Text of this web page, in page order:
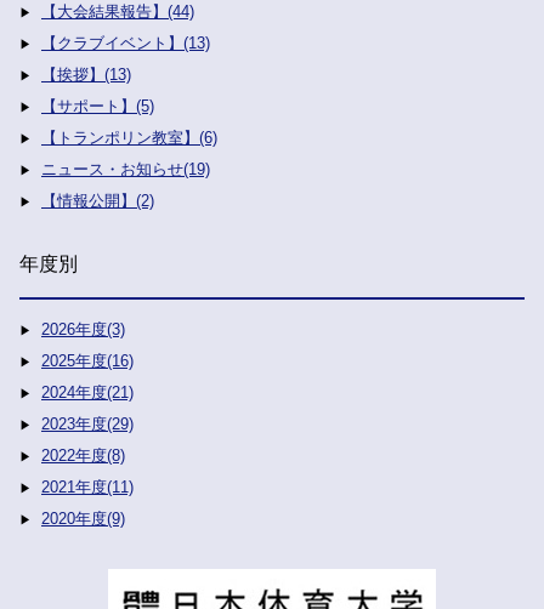
【大会結果報告】(44)
【クラブイベント】(13)
【挨拶】(13)
【サポート】(5)
【トランポリン教室】(6)
ニュース・お知らせ(19)
【情報公開】(2)
年度別
2026年度(3)
2025年度(16)
2024年度(21)
2023年度(29)
2022年度(8)
2021年度(11)
2020年度(9)